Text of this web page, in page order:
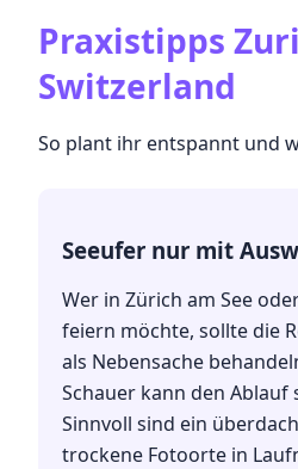
Praxistipps
Switzerland
So plant ihr entspannt und
Seeufer nur mit
Wer in Zürich am See
feiern möchte, sollte die
als Nebensache
Schauer kann den Ablauf
Sinnvoll sind ein
trockene Fotoorte in